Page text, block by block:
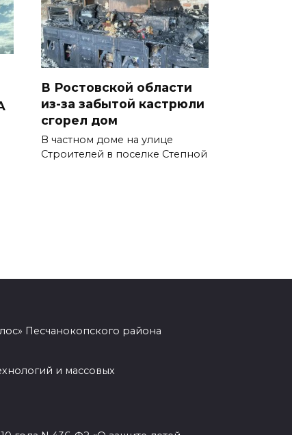
добровольчества «Я
чувствую» пройдет на Дону
05 августа 2026 17:20
Донская инициатива:
получать лечебное питание
для инвалидов станет проще
05 августа 2026 17:18
Пробка длиной в 10 км
05 августа 2026 17:06
Сосуды лучше, чем у
В Ростовской области
из-за забытой кастрюли
сгорел дом
В частном доме на улице
Строителей в поселке Степной
Песчанокопского района
и массовых